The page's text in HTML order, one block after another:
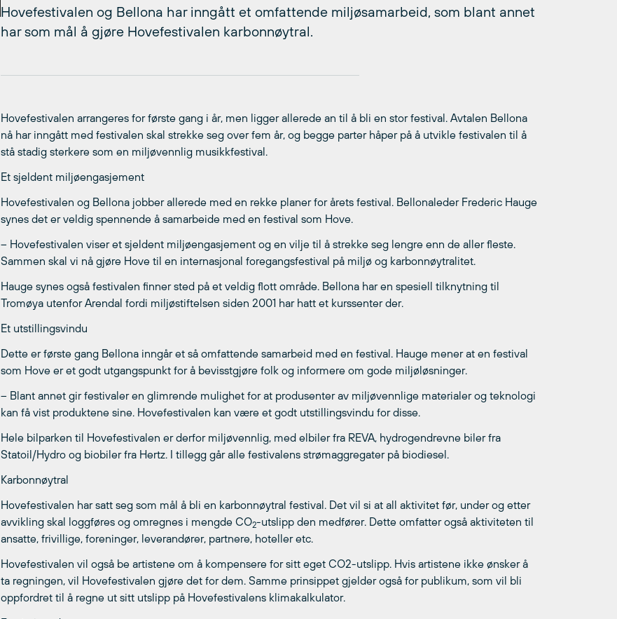
Hovefestivalen og Bellona har inngått et omfattende miljøsamarbeid, som blant annet
har som mål å gjøre Hovefestivalen karbonnøytral.
Hovefestivalen arrangeres for første gang i år, men ligger allerede an til å bli en stor festival. Avtalen Bellona
nå har inngått med festivalen skal strekke seg over fem år, og begge parter håper på å utvikle festivalen til å
stå stadig sterkere som en miljøvennlig musikkfestival.
Et sjeldent miljøengasjement
Hovefestivalen og Bellona jobber allerede med en rekke planer for årets festival. Bellonaleder Frederic Hauge
synes det er veldig spennende å samarbeide med en festival som Hove.
– Hovefestivalen viser et sjeldent miljøengasjement og en vilje til å strekke seg lengre enn de aller fleste.
Sammen skal vi nå gjøre Hove til en internasjonal foregangsfestival på miljø og karbonnøytralitet.
Hauge synes også festivalen finner sted på et veldig flott område. Bellona har en spesiell tilknytning til
Tromøya utenfor Arendal fordi miljøstiftelsen siden 2001 har hatt et kurssenter der.
Et utstillingsvindu
Dette er første gang Bellona inngår et så omfattende samarbeid med en festival. Hauge mener at en festival
som Hove er et godt utgangspunkt for å bevisstgjøre folk og informere om gode miljøløsninger.
– Blant annet gir festivaler en glimrende mulighet for at produsenter av miljøvennlige materialer og teknologi
kan få vist produktene sine. Hovefestivalen kan være et godt utstillingsvindu for disse.
Hele bilparken til Hovefestivalen er derfor miljøvennlig, med elbiler fra REVA, hydrogendrevne biler fra
Statoil/Hydro og biobiler fra Hertz. I tillegg går alle festivalens strømaggregater på biodiesel.
Karbonnøytral
Hovefestivalen har satt seg som mål å bli en karbonnøytral festival. Det vil si at all aktivitet før, under og etter
avvikling skal loggføres og omregnes i mengde CO2-utslipp den medfører. Dette omfatter også aktiviteten til
ansatte, frivillige, foreninger, leverandører, partnere, hoteller etc.
Hovefestivalen vil også be artistene om å kompensere for sitt eget CO2-utslipp. Hvis artistene ikke ønsker å
ta regningen, vil Hovefestivalen gjøre det for dem. Samme prinsippet gjelder også for publikum, som vil bli
oppfordret til å regne ut sitt utslipp på Hovefestivalens klimakalkulator.